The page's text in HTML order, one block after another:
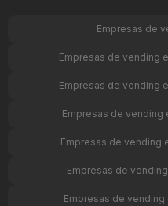
Empresas de
Empresas de vending
Empresas de vending
Empresas de vending
Empresas de vending
Empresas de
Empresas de vending